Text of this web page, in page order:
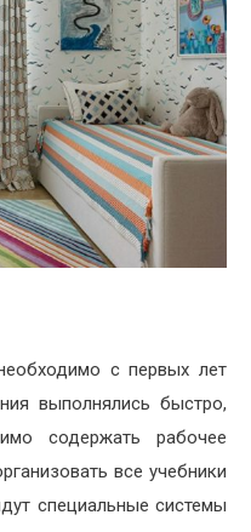
с первых лет
выполнялись быстро,
содержать рабочее
все учебники
специальные системы